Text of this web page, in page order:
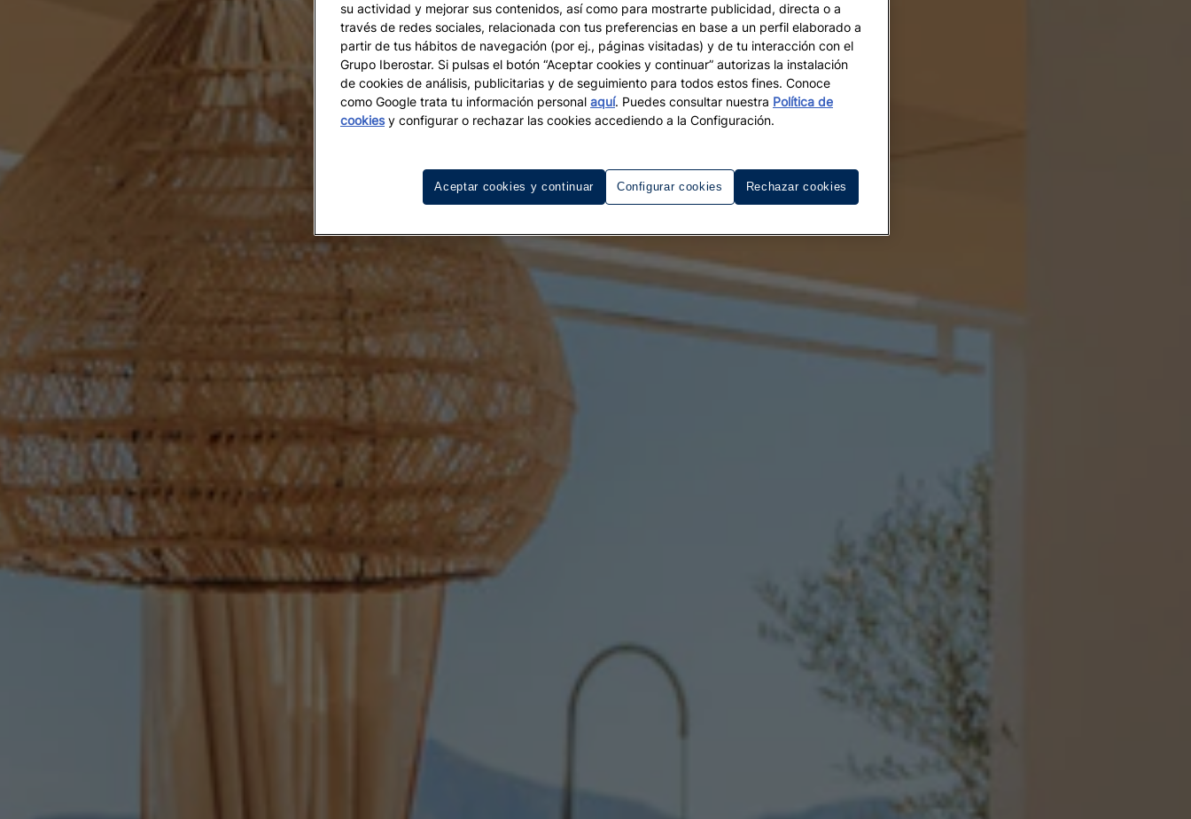
su actividad y mejorar sus contenidos, así como para mostrarte publicidad, directa o a
través de redes sociales, relacionada con tus preferencias en base a un perfil elaborado a
partir de tus hábitos de navegación (por ej., páginas visitadas) y de tu interacción con el
Grupo Iberostar. Si pulsas el botón “Aceptar cookies y continuar” autorizas la instalación
de cookies de análisis, publicitarias y de seguimiento para todos estos fines. Conoce
como Google trata tu información personal aquí. Puedes consultar nuestra Política de
cookiesy configurar o rechazar las cookies accediendo a la Configuración.
Configurar cookies Rechazar cookies
Aceptar cookies y continuar